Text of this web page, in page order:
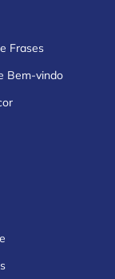
Frases
Bem-vindo